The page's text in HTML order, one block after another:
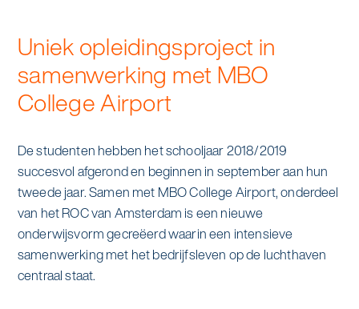
Innovatie & Asito
Mens & Asito
Werken bij Asito
Zoeken
Offerte aanvragen
Uniek opleidingsproject in
samenwerking met MBO
College Airport
De studenten hebben het schooljaar 2018/2019
succesvol afgerond en beginnen in september aan hun
tweede jaar. Samen met MBO College Airport, onderdeel
van het ROC van Amsterdam is een nieuwe
onderwijsvorm gecreëerd waarin een intensieve
samenwerking met het bedrijfsleven op de luchthaven
centraal staat.